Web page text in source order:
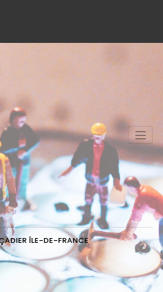
ÎLE-DE-FRANCE